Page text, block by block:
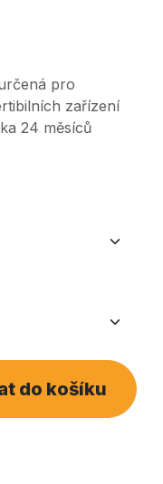
pro
zařízení
24 měsíců
do košíku